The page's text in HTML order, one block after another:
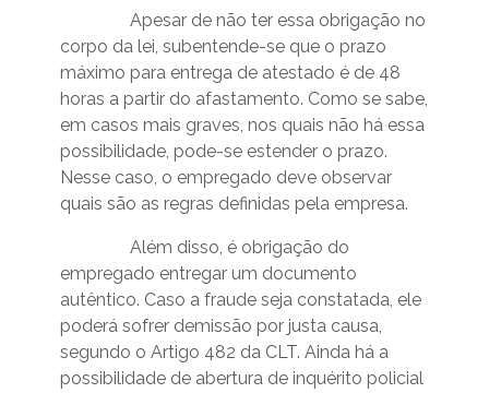
Apesar de não ter essa obrigação no
corpo da lei, subentende-se que o prazo
máximo para entrega de atestado é de 48
horas a partir do afastamento. Como se sabe,
em casos mais graves, nos quais não há essa
possibilidade, pode-se estender o prazo.
Nesse caso, o empregado deve observar
quais são as regras definidas pela empresa.
Além disso, é obrigação do
empregado entregar um documento
autêntico. Caso a fraude seja constatada, ele
poderá sofrer demissão por justa causa,
segundo o Artigo 482 da CLT. Ainda há a
possibilidade de abertura de inquérito policial